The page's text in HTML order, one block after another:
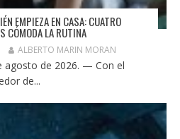
EMPIEZA EN CASA: CUATRO
CÓMODA LA RUTINA
ALBERTO MARIN MORAN
agosto de 2026. — Con el
de...